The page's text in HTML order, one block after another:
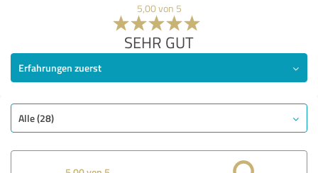
5,00 von 5
SEHR GUT
Erfahrungen zuerst
Alle (28)